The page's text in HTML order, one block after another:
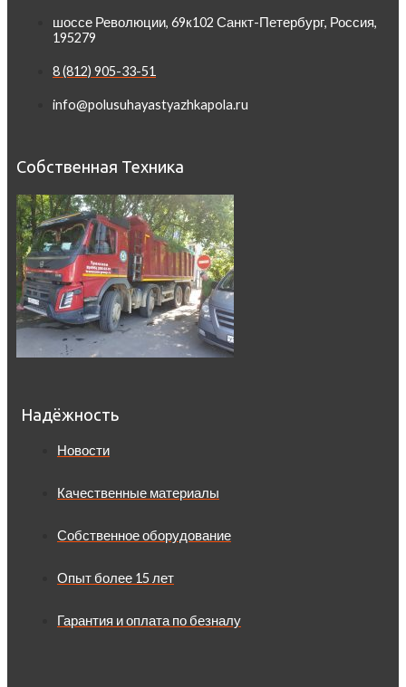
шоссе Революции, 69к102 Санкт-Петербург, Россия,
195279
8 (812) 905-33-51
info@polusuhayastyazhkapola.ru
Собственная Техника
Надёжность
Новости
Качественные материалы
Собственное оборудование
Опыт более 15 лет
Гарантия и оплата по безналу